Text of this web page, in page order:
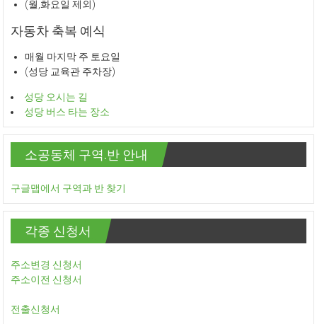
(월,화요일 제외)
자동차 축복 예식
매월 마지막 주 토요일
(성당 교육관 주차장)
성당 오시는 길
성당 버스 타는 장소
소공동체 구역.반 안내
구글맵에서 구역과 반 찾기
각종 신청서
주소변경 신청서
주소이전 신청서
전출신청서